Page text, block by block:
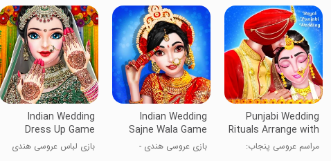
Punjabi Wedding
Rituals Arrange with
love Marriage
مراسم عروسی پنجاب:
Indian Wedding
Sajne Wala Game
بازی عروسی هندی -
Indian Wedding
Dress Up Game
بازی لباس عروسی هندی